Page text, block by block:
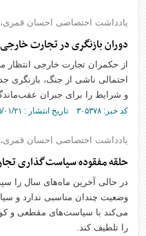
یادداشت اختصاصی احسان قمری،
دوران بازنگری در تجارت خارجی
از حکمران تجارت خارجی انتظار
احتمالی ناشی از جنگ، بازنگری
و شرایط را برای جبران
کد خبر: ۳۰۵۳۷۸ تاریخ انتشار : ۱۴۰۵/۰۱/۲۱
یادداشت اختصاصی احسان قمری،
حلقه مفقوده سیاست‌گذاری
در حالی آخرین ماه‌های سال را
وضعیت چندان مناسبی ندارد و
می‌کند با سیاست‌های مقطعی و
را تلطیف کند.